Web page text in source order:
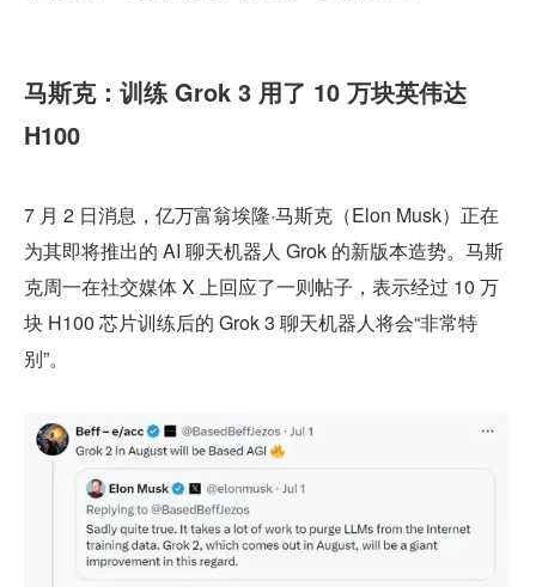
马斯克：训练 Grok 3 用了 10 万块英伟达
H100
7 月 2 日消息，亿万富翁埃隆·马斯克（Elon Musk）正在
为其即将推出的 AI 聊天机器人 Grok 的新版本造势。马斯
克周一在社交媒体 X 上回应了一则帖子，表示经过 10 万
块 H100 芯片训练后的 Grok 3 聊天机器人将会“非常特
别”。